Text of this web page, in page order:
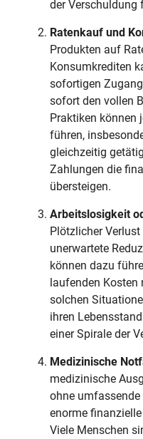
der Verschuldung
Ratenkauf und
Produkten auf
Konsumkrediten
sofortigen
sofort den vollen
Praktiken können
führen,
gleichzeitig
Zahlungen die
übersteigen.
Arbeitslosigkeit
Plötzlicher
unerwartete
können dazu
laufenden
solchen
ihren
einer Spirale der
Medizinische
medizinische
ohne umfassende
enorme
Viele Menschen